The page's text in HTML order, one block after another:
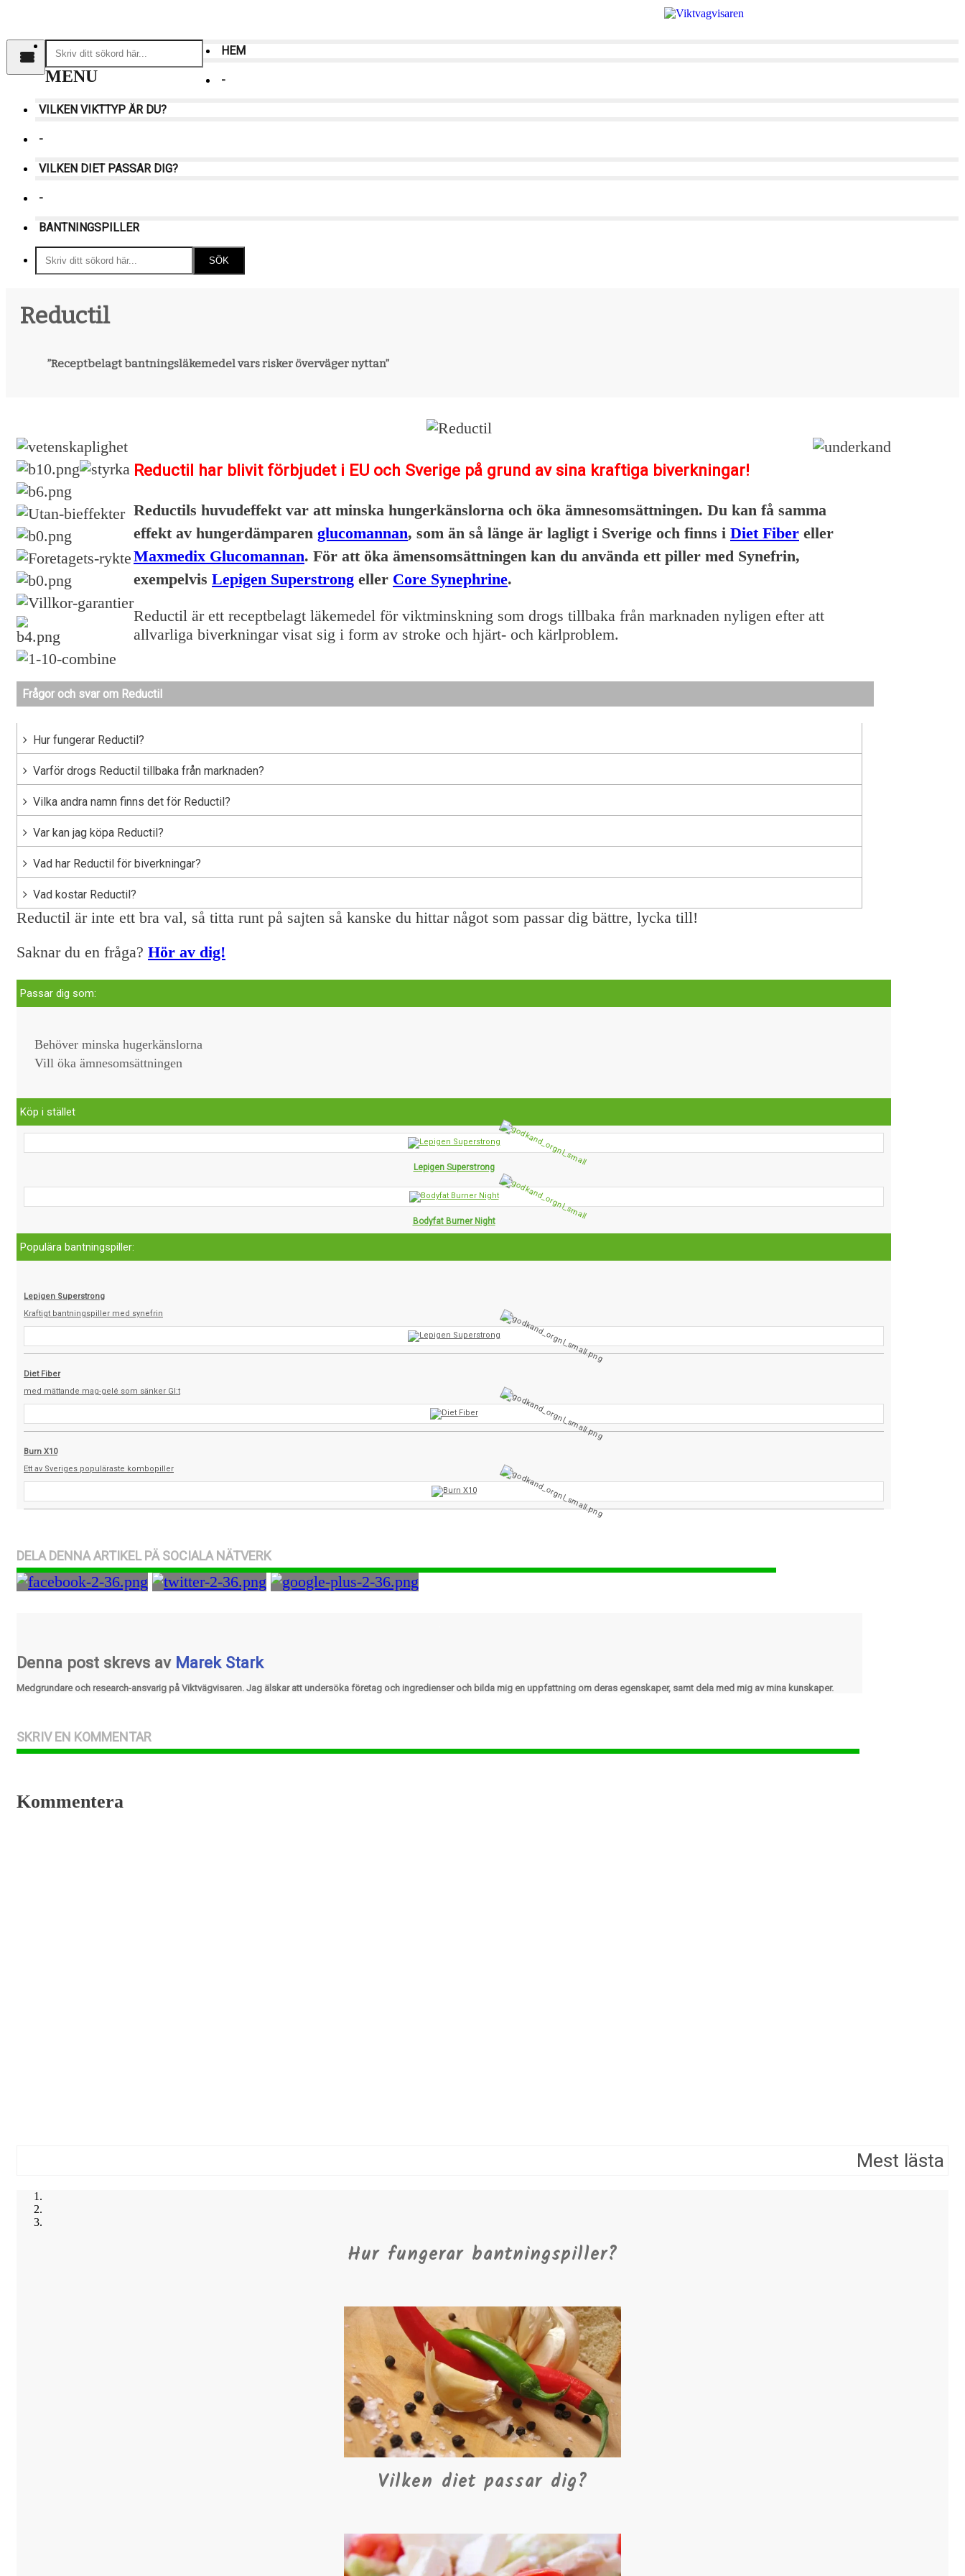
main
content
MENU
HEM
-
VILKEN VIKTTYP ÄR DU?
-
VILKEN DIET PASSAR DIG?
-
BANTNINGSPILLER
Reductil
”Receptbelagt bantningsläkemedel vars risker överväger nyttan”
Reductil har blivit förbjudet i EU och Sverige på grund av sina kraftiga biverkningar!
Reductils huvudeffekt var att minska hungerkänslorna och öka ämnesomsättningen. Du kan få samma
effekt av hungerdämparen glucomannan, som än så länge är lagligt i Sverige och finns i Diet Fiber eller
Maxmedix Glucomannan. För att öka ämensomsättningen kan du använda ett piller med Synefrin,
exempelvis Lepigen Superstrong eller Core Synephrine.
Reductil är ett receptbelagt läkemedel för viktminskning som drogs tillbaka från marknaden nyligen efter att
allvarliga biverkningar visat sig i form av stroke och hjärt- och kärlproblem.
Frågor och svar om Reductil
Hur fungerar Reductil?
Varför drogs Reductil tillbaka från marknaden?
Vilka andra namn finns det för Reductil?
Var kan jag köpa Reductil?
Vad har Reductil för biverkningar?
Vad kostar Reductil?
Reductil är inte ett bra val, så titta runt på sajten så kanske du hittar något som passar dig bättre, lycka till!
Saknar du en fråga? Hör av dig!
Passar dig som:
Behöver minska hugerkänslorna
Vill öka ämnesomsättningen
Köp i stället
Lepigen Superstrong
Bodyfat Burner Night
Populära bantningspiller:
Lepigen Superstrong
Kraftigt bantningspiller med synefrin
Diet Fiber
med mättande mag-gelé som sänker GI:t
Burn X10
Ett av Sveriges populäraste kombopiller
DELA DENNA ARTIKEL PÄ SOCIALA NÄTVERK
Denna post skrevs av Marek Stark
Medgrundare och research-ansvarig på Viktvägvisaren. Jag älskar att undersöka företag och ingredienser och bilda mig en uppfattning om deras egenskaper, samt dela med mig av mina kunskaper.
SKRIV EN KOMMENTAR
Kommentera
Mest lästa
Hur fungerar bantningspiller?
Vilken diet passar dig?